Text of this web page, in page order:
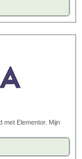
met Elementor. Mijn